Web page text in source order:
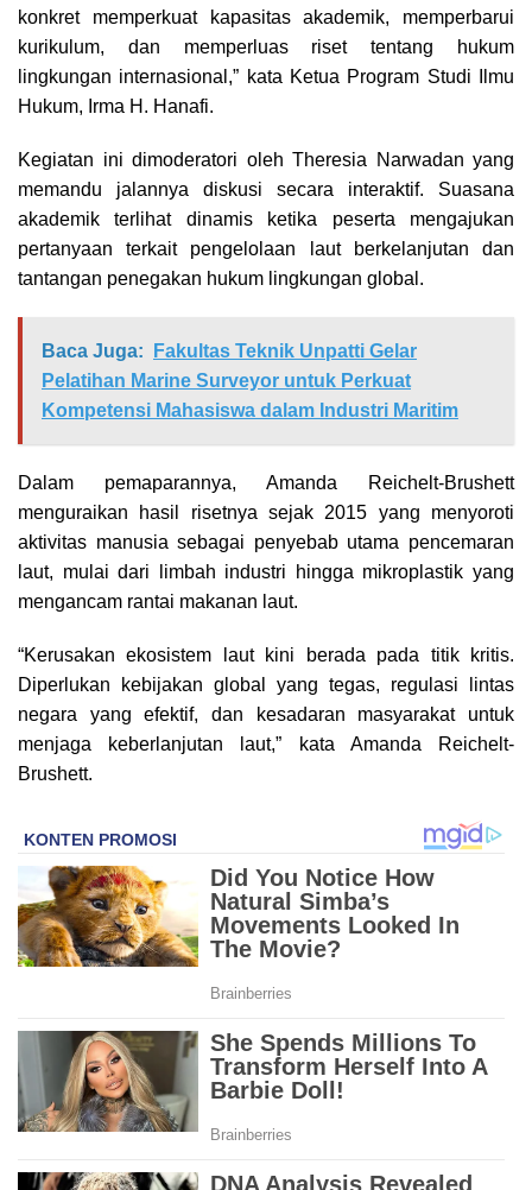
konkret memperkuat kapasitas akademik, memperbarui
kurikulum, dan memperluas riset tentang hukum
lingkungan internasional,” kata Ketua Program Studi Ilmu
Hukum, Irma H. Hanafi.
Kegiatan ini dimoderatori oleh Theresia Narwadan yang
memandu jalannya diskusi secara interaktif. Suasana
akademik terlihat dinamis ketika peserta mengajukan
pertanyaan terkait pengelolaan laut berkelanjutan dan
tantangan penegakan hukum lingkungan global.
Baca Juga:
Fakultas Teknik Unpatti Gelar
Pelatihan Marine Surveyor untuk Perkuat
Kompetensi Mahasiswa dalam Industri Maritim
Dalam pemaparannya, Amanda Reichelt-Brushett
menguraikan hasil risetnya sejak 2015 yang menyoroti
aktivitas manusia sebagai penyebab utama pencemaran
laut, mulai dari limbah industri hingga mikroplastik yang
mengancam rantai makanan laut.
“Kerusakan ekosistem laut kini berada pada titik kritis.
Diperlukan kebijakan global yang tegas, regulasi lintas
negara yang efektif, dan kesadaran masyarakat untuk
menjaga keberlanjutan laut,” kata Amanda Reichelt-
Brushett.